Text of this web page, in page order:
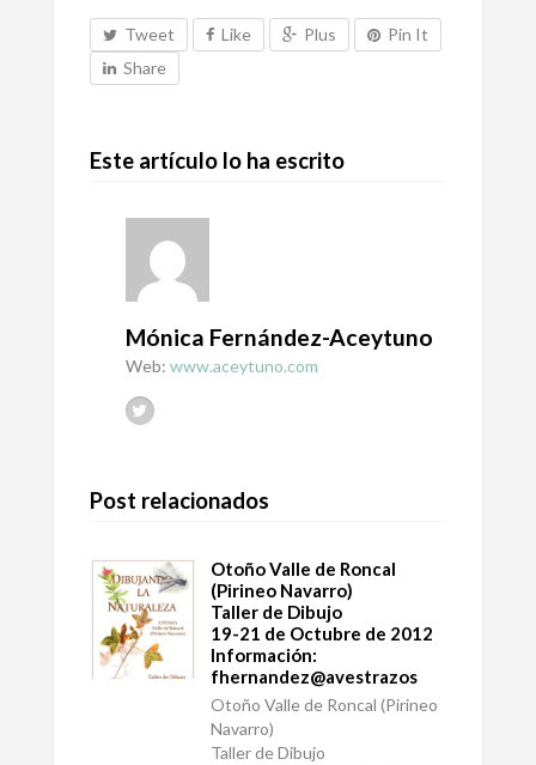
Tweet Like Plus
Pin It
Share
Este artículo lo ha escrito
Mónica Fernández-Aceytuno
Web: www.aceytuno.com
Post relacionados
Otoño Valle de Roncal
(Pirineo Navarro)
Taller de Dibujo
19-21 de Octubre de 2012
Información:
fhernandez@avestrazos
Otoño Valle de Roncal (Pirineo
Navarro)
Taller de Dibujo